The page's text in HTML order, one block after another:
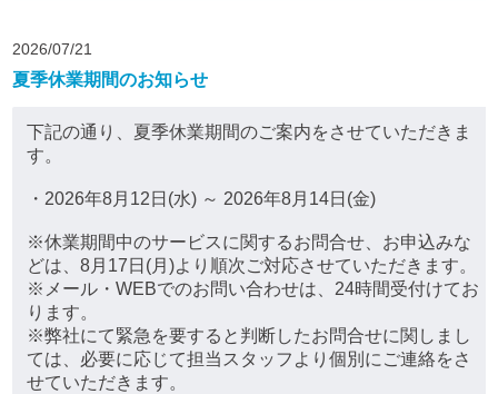
2026/07/21
夏季休業期間のお知らせ
下記の通り、夏季休業期間のご案内をさせていただきま
す。
・2026年8月12日(水) ～ 2026年8月14日(金)
※休業期間中のサービスに関するお問合せ、お申込みな
どは、8月17日(月)より順次ご対応させていただきます。
※メール・WEBでのお問い合わせは、24時間受付けてお
ります。
※弊社にて緊急を要すると判断したお問合せに関しまし
ては、必要に応じて担当スタッフより個別にご連絡をさ
せていただきます。